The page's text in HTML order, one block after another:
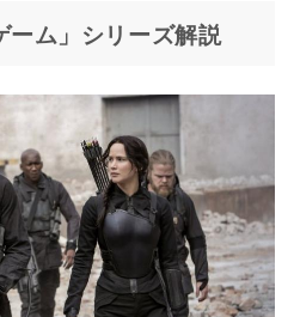
ーム」シリーズ解説